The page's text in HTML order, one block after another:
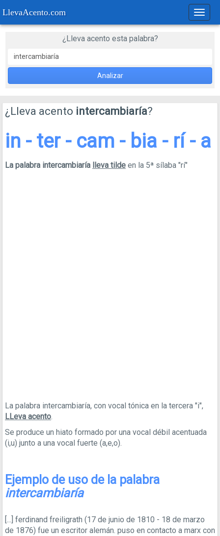
LlevaAcento.com
de
¿Lleva acento esta palabra?
Analizar
¿Lleva acento intercambiaría?
in - ter - cam - bia - rí - a
La palabra intercambiaría lleva tilde en la 5ª sílaba "rí"
La palabra intercambiaría, con vocal tónica en la tercera "i",
LLeva acento.
Se produce un hiato formado por una vocal débil acentuada
(i,u) junto a una vocal fuerte (a,e,o).
Ejemplo de uso de la palabra
intercambiaría
[...] ferdinand freiligrath (17 de junio de 1810 - 18 de marzo
de 1876) fue un escritor alemán. puso en contacto a marx con